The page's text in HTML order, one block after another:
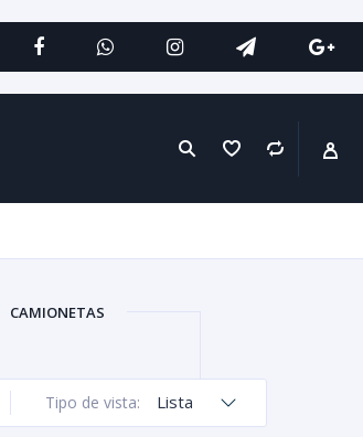
CAMIONETAS
Tipo de vista: Lista